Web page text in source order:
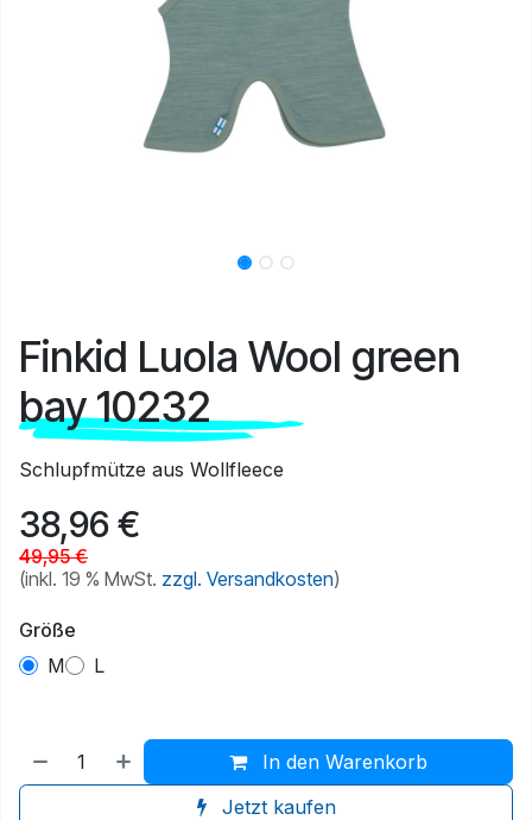
Finkid Luola Wool green
bay 10232
Schlupfmütze aus Wollfleece
38,96€
49,95€
(inkl. 19 % MwSt. zzgl. Versandkosten)
Größe
M
L
In den Warenkorb
Jetzt kaufen